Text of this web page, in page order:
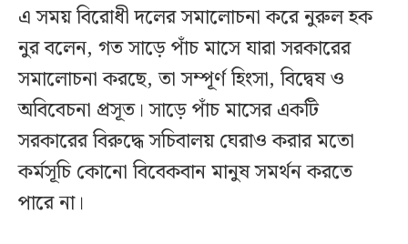
এ সময় বিরোধী দলের সমালোচনা করে নুরুল হক
নুর বলেন, গত সাড়ে পাঁচ মাসে যারা সরকারের
সমালোচনা করছে, তা সম্পূর্ণ হিংসা, বিদ্বেষ ও
অবিবেচনা প্রসূত। সাড়ে পাঁচ মাসের একটি
সরকারের বিরুদ্ধে সচিবালয় ঘেরাও করার মতো
কর্মসূচি কোনো বিবেকবান মানুষ সমর্থন করতে
পারে না।